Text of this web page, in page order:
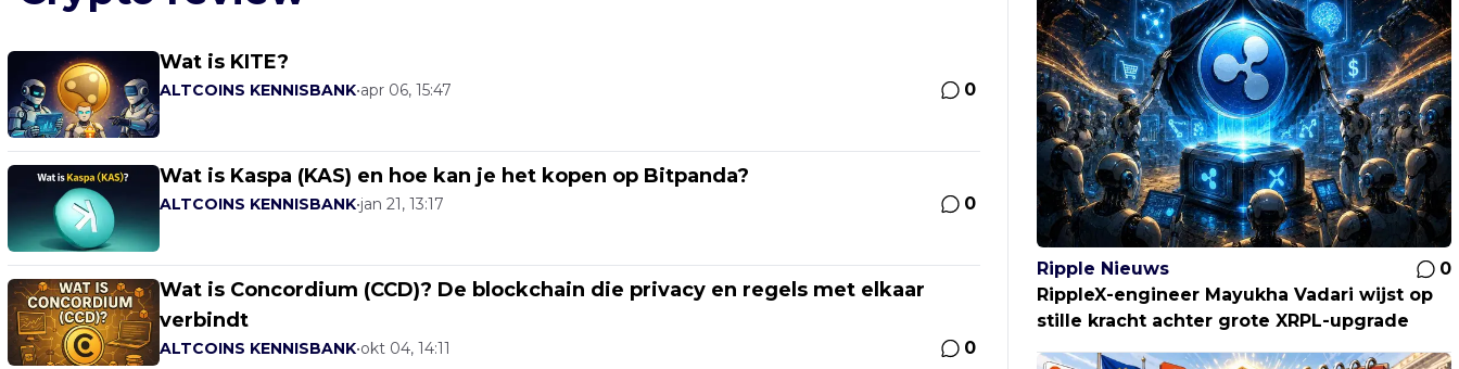
Wat is KITE?
ALTCOINS KENNISBANK•apr 06, 15:47 0
Wat is Kaspa (KAS) en hoe kan je het kopen op Bitpanda?
ALTCOINS KENNISBANK•jan 21, 13:17 0
Wat is Concordium (CCD)? De blockchain die privacy en regels met elkaar
verbindt
ALTCOINS KENNISBANK•okt 04, 14:11 0
Ripple Nieuws
0
RippleX-engineer Mayukha Vadari wijst op
stille kracht achter grote XRPL-upgrade